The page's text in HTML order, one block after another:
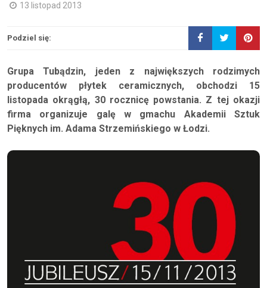
13 listopad 2013
Podziel się:
Grupa Tubądzin, jeden z największych rodzimych
producentów płytek ceramicznych, obchodzi 15
listopada okrągłą, 30 rocznicę powstania. Z tej okazji
firma organizuje galę w gmachu Akademii Sztuk
Pięknych im. Adama Strzemińskiego w Łodzi.